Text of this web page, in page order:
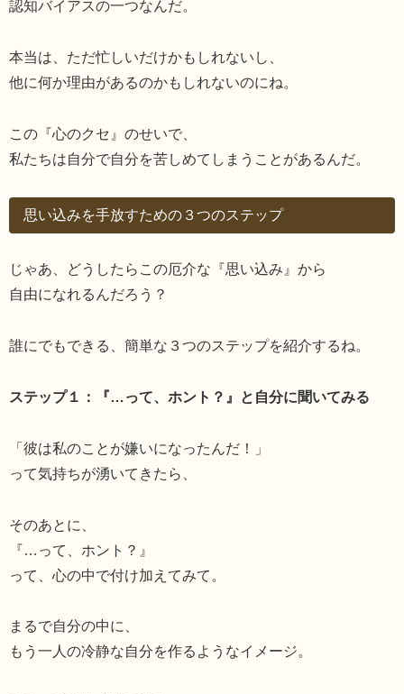
認知バイアスの一つなんだ。
本当は、ただ忙しいだけかもしれないし、
他に何か理由があるのかもしれないのにね。
この『心のクセ』のせいで、
私たちは自分で自分を苦しめてしまうことがあるんだ。
思い込みを手放すための３つのステップ
じゃあ、どうしたらこの厄介な『思い込み』から
自由になれるんだろう？
誰にでもできる、簡単な３つのステップを紹介するね。
ステップ１：『…って、ホント？』と自分に聞いてみる
「彼は私のことが嫌いになったんだ！」
って気持ちが湧いてきたら、
そのあとに、
『…って、ホント？』
って、心の中で付け加えてみて。
まるで自分の中に、
もう一人の冷静な自分を作るようなイメージ。